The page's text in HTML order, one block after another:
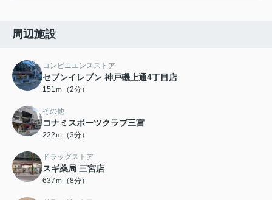
周辺施設
コンビニエンスストア
セブンイレブン 神戸磯上通4丁目店
151ｍ（2分）
その他
コナミスポーツクラブ三宮
222ｍ（3分）
ドラッグストア
スギ薬局 三宮店
637ｍ（8分）